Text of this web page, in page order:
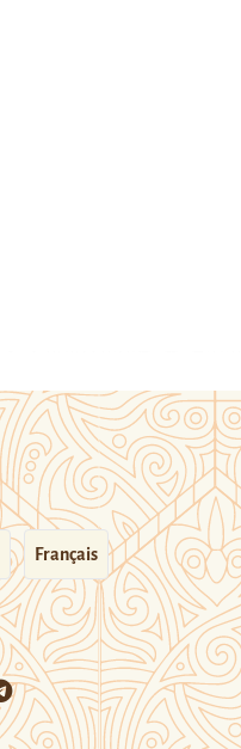
Français